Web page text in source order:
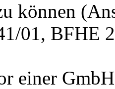
können
01, BFHE
einer